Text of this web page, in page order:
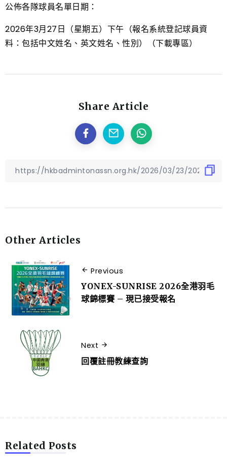
公佈各隊球員名單日期：
2026年3月27日（星期五）下午（報名系統登記球員資
料：包括中文姓名、英文姓名、性別）（下載專區）
Share Article
Other Articles
Previous
YONEX-SUNRISE 2026全港羽毛
球錦標賽 – 現已接受報名
Next
回覆註冊教練查詢
Related Posts